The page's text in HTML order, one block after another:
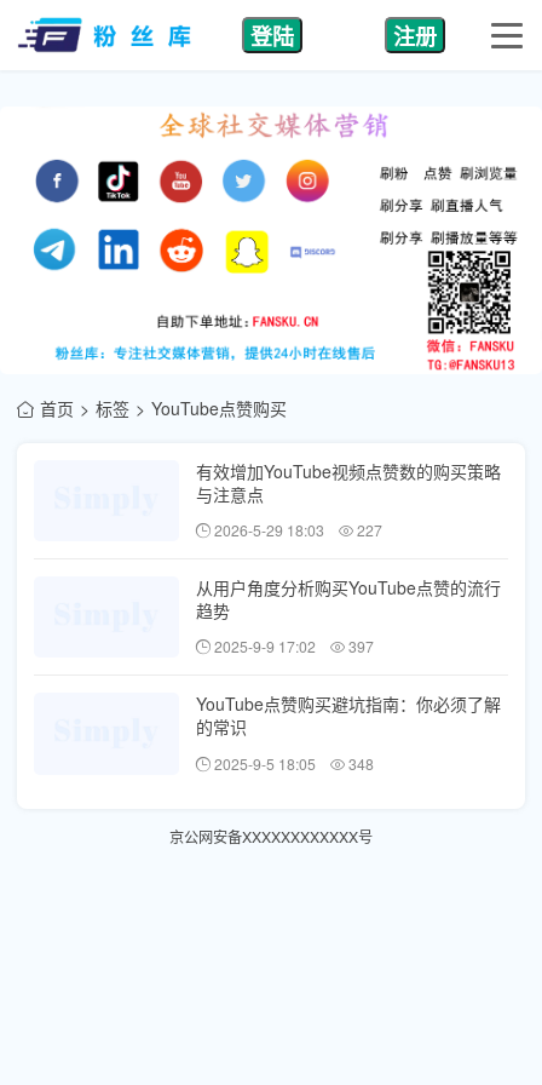
登陆 注册
首页 标签 YouTube点赞购买
有效增加YouTube视频点赞数的购买策略
与注意点
2026-5-29 18:03 227
从用户角度分析购买YouTube点赞的流行
趋势
2025-9-9 17:02 397
YouTube点赞购买避坑指南：你必须了解
的常识
2025-9-5 18:05 348
京公网安备XXXXXXXXXXXX号